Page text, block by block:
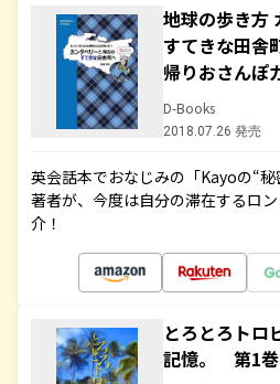
地球の歩き方
すてきな田舎
帰りおさんぽ
D-Books
2018.07.26 発売
英会話本でおなじみの「Kayoの“
著者が、今度は自分の滞在するロ
介！
とろとろト
記憶。 第1巻